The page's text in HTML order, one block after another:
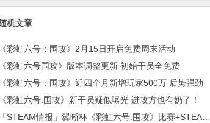
随机文章
《彩虹六号：围攻》2月15日开启免费周末活动
《彩虹六号围攻》版本调整更新 初始干员全免费
《彩虹六号：围攻》近四个月新增玩家500万 后势强劲
《彩虹六号:围攻》新干员疑似曝光 进攻方也有奶了！
「STEAM情报」翼晰杯《彩虹六号:围攻》比赛+STEAM黑科技批量买卡+戈尔巴乔夫模拟器